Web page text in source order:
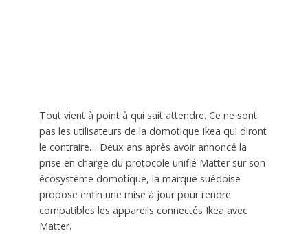
Tout vient à point à qui sait attendre. Ce ne sont
pas les utilisateurs de la domotique Ikea qui diront
le contraire… Deux ans après avoir annoncé la
prise en charge du protocole unifié Matter sur son
écosystème domotique, la marque suédoise
propose enfin une mise à jour pour rendre
compatibles les appareils connectés Ikea avec
Matter.